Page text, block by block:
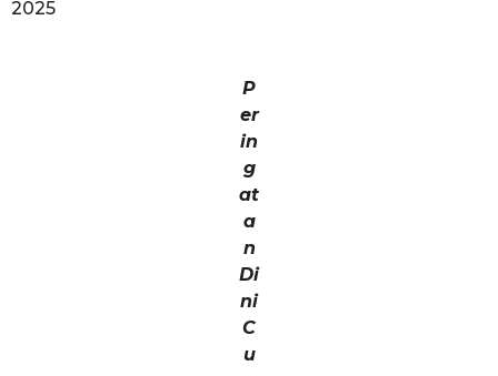
2025
P
er
in
g
at
a
n
Di
ni
C
u